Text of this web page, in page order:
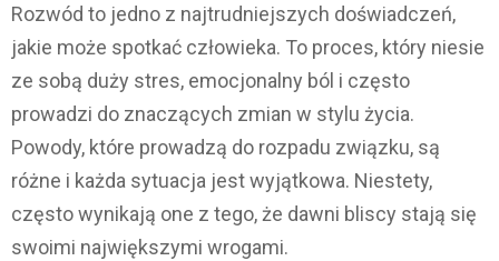
Rozwód to jedno z najtrudniejszych doświadczeń,
jakie może spotkać człowieka. To proces, który niesie
ze sobą duży stres, emocjonalny ból i często
prowadzi do znaczących zmian w stylu życia.
Powody, które prowadzą do rozpadu związku, są
różne i każda sytuacja jest wyjątkowa. Niestety,
często wynikają one z tego, że dawni bliscy stają się
swoimi największymi wrogami.